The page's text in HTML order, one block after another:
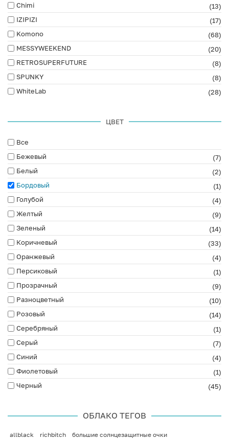
Chimi
(13)
IZIPIZI
(17)
Komono
(68)
MESSYWEEKEND
(20)
RETROSUPERFUTURE
(8)
SPUNKY
(8)
WhiteLab
(28)
ЦВЕТ
Все
Бежевый
(7)
Белый
(2)
Бордовый
(1)
Голубой
(4)
Желтый
(9)
Зеленый
(14)
Коричневый
(33)
Оранжевый
(4)
Персиковый
(1)
Прозрачный
(9)
Разноцветный
(10)
Розовый
(14)
Серебряный
(1)
Серый
(7)
Синий
(4)
Фиолетовый
(1)
Черный
(45)
ОБЛАКО ТЕГОВ
allblack richbitch
большие солнцезащитные очки